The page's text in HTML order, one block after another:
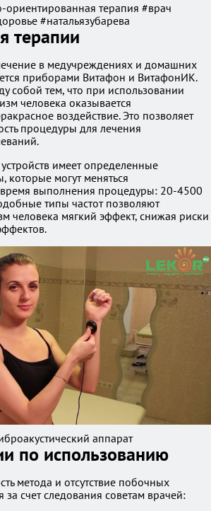
ориентированная терапия #врач
#натальязубарева
терапии
в медучреждениях и домашних
приборами Витафон и ВитафонИК.
собой тем, что при использовании
человека оказывается
воздействие. Это позволяет
процедуры для лечения
имеет определенные
которые могут меняться
выполнения процедуры: 20-4500
типы частот позволяют
человека мягкий эффект, снижая риски
аппарат
по использованию
метода и отсутствие побочных
за счет следования советам врачей: